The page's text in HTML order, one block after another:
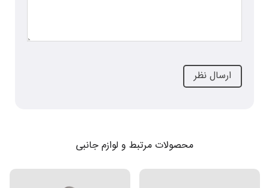
محصولات مرتبط و لوازم جانبی